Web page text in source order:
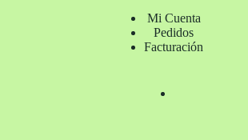
Mi Cuenta
Pedidos
Facturación